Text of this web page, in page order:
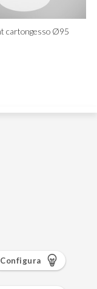
Configura